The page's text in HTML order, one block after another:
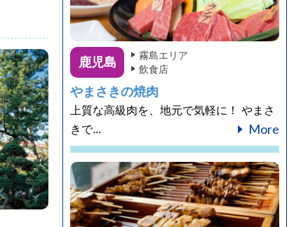
鹿児島
霧島エリア
飲食店
やまさきの焼肉
上質な高級肉を、地元で気軽に！ やまさ
きで...
More